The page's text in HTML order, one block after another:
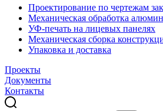
Проектирование по чертежам
Механическая обработка
УФ-печать на лицевых панелях
Механическая сборка
Упаковка и доставка
Проекты
Документы
Контакты